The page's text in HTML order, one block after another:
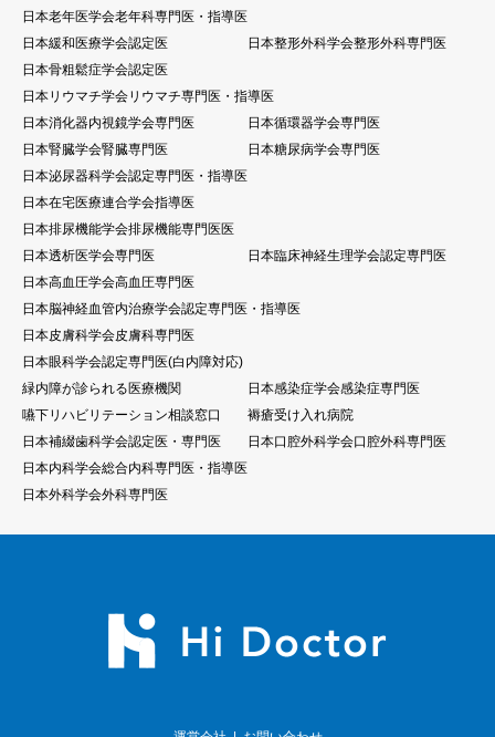
日本老年医学会老年科専門医・指導医
日本緩和医療学会認定医
日本整形外科学会整形外科専門医
日本骨粗鬆症学会認定医
日本リウマチ学会リウマチ専門医・指導医
日本消化器内視鏡学会専門医
日本循環器学会専門医
日本腎臓学会腎臓専門医
日本糖尿病学会専門医
日本泌尿器科学会認定専門医・指導医
日本在宅医療連合学会指導医
日本排尿機能学会排尿機能専門医医
日本透析医学会専門医
日本臨床神経生理学会認定専門医
日本高血圧学会高血圧専門医
⽇本脳神経⾎管内治療学会認定専門医・指導医
日本皮膚科学会皮膚科専門医
日本眼科学会認定専門医(白内障対応)
緑内障が診られる医療機関
日本感染症学会感染症専門医
嚥下リハビリテーション相談窓口
褥瘡受け入れ病院
日本補綴歯科学会認定医・専門医
日本口腔外科学会口腔外科専門医
日本内科学会総合内科専門医・指導医
日本外科学会外科専門医